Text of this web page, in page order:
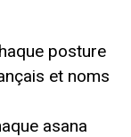
posture
et noms
asana